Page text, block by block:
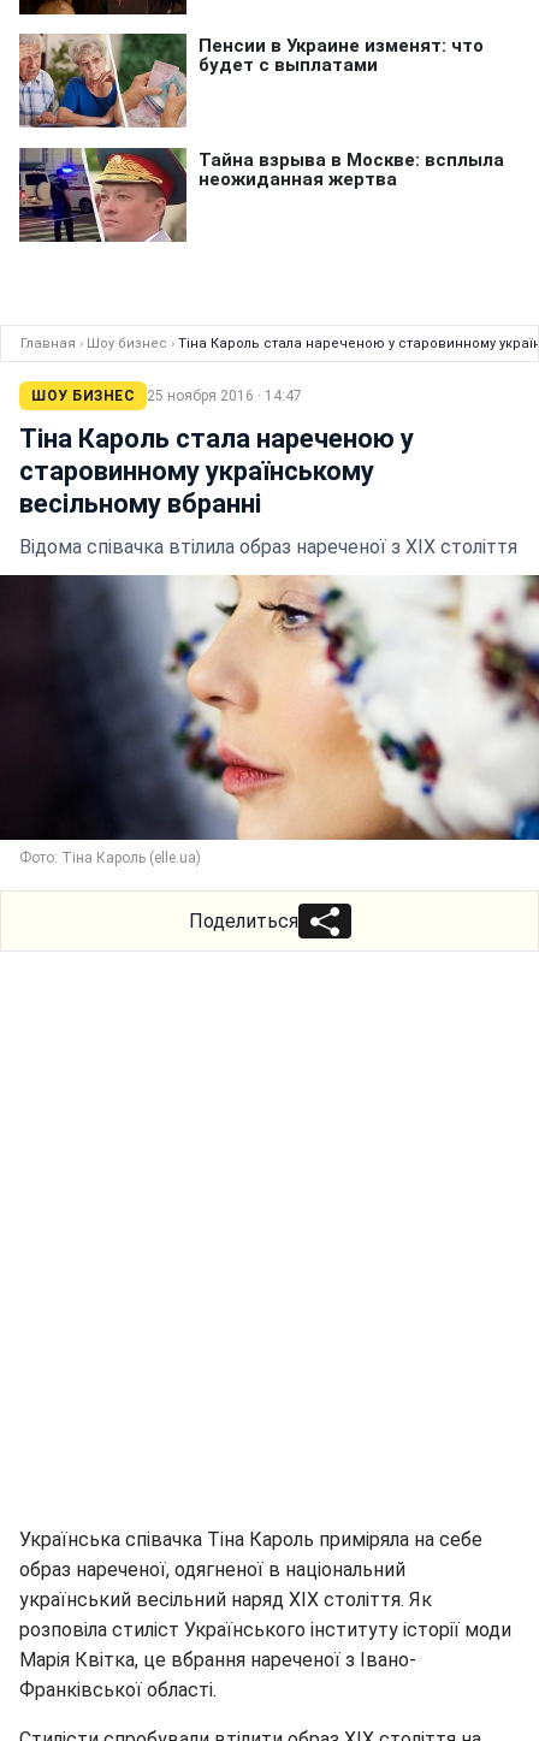
Главная › Шоу бизнес › Тіна Кароль стала нареченою у старовинному
ШОУ БИЗНЕС 25 ноября 2016 · 14:47
Тіна Кароль стала нареченою у
старовинному українському
весільному вбранні
Відома співачка втілила образ нареченої з XIX століття
Фото: Тіна Кароль (elle.ua)
Поделиться
Українська співачка Тіна Кароль приміряла на себе
образ нареченої, одягненої в національний
український весільний наряд XIX століття. Як
розповіла стиліст Українського інституту історії моди
Марія Квітка, це вбрання нареченої з Івано-
Франківської області.